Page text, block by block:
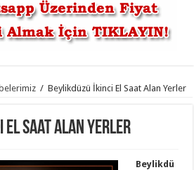
/ Beylikdüzü İkinci El Saat Alan Yerler
El Saat Alan Yerler
Beylikdü